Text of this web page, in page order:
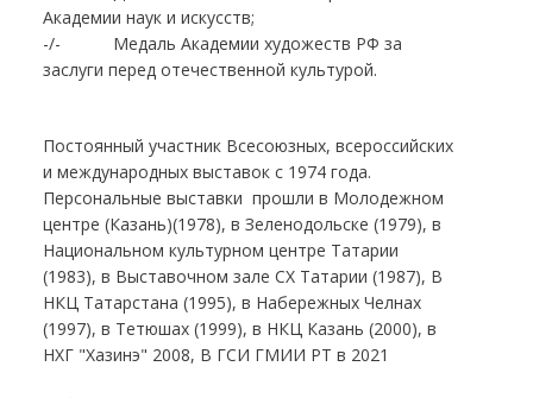
Академии наук и искусств;
-/- Медаль Академии художеств РФ за
заслуги перед отечественной культурой.
Постоянный участник Всесоюзных, всероссийских
и международных выставок с 1974 года.
Персональные выставки прошли в Молодежном
центре (Казань)(1978), в Зеленодольске (1979), в
Национальном культурном центре Татарии
(1983), в Выставочном зале СХ Татарии (1987), В
НКЦ Татарстана (1995), в Набережных Челнах
(1997), в Тетюшах (1999), в НКЦ Казань (2000), в
НХГ "Хазинэ" 2008, В ГСИ ГМИИ РТ в 2021